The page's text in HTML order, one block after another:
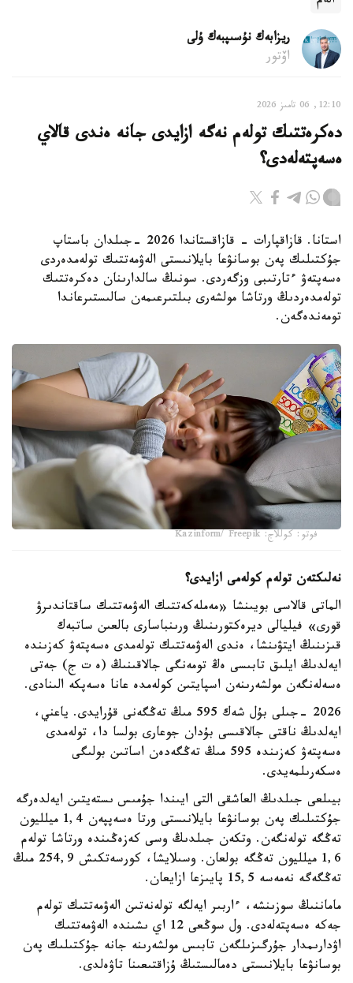
ريزابەك نۇسىپبەك ۇلى
اۆتور
12:10, 06 تامىز 2026
دەكرەتتىك تولەم نەگە ازايدى جانە ەندى قالاي
ەسەپتەلەدى؟
استانا. قازاقپارات - قازاقستاندا 2026 -جىلدان باستاپ
جۇكتىلىك پەن بوسانۋعا بايلانىستى الەۋمەتتىك تولەمدەردى
ەسەپتەۋ ءتارتىبى وزگەردى. سونىڭ سالدارىنان دەكرەتتىك
تولەمدەردىڭ ورتاشا مولشەرى بىلتىرعىمەن سالىستىرعاندا
تومەندەگەن.
فوتو: كوللاج: Kazinform/ Freepik
نەلىكتەن تولەم كولەمى ازايدى؟
الماتى قالاسى بويىنشا «مەملەكەتتىك الەۋمەتتىك ساقتاندىرۋ
قورى» فيليالى ديرەكتورىنىڭ ورىنباسارى بالعىن ساتبەك
قىزىنىڭ ايتۋىنشا، ەندى الەۋمەتتىك تولەمدى ەسەپتەۋ كەزىندە
ايەلدىڭ ايلىق تابىسى ەڭ تومەنگى جالاقىنىڭ (ە ت ج) جەتى
ەسەلەنگەن مولشەرىنەن اسپايتىن كولەمدە عانا ەسەپكە الىنادى.
2026 -جىلى بۇل شەك 595 مىڭ تەڭگەنى قۇرايدى. ياعني،
ايەلدىڭ ناقتى جالاقىسى بۇدان جوعارى بولسا دا، تولەمدى
ەسەپتەۋ كەزىندە 595 مىڭ تەڭگەدەن اساتىن بولىگى
ەسكەرىلمەيدى.
بيىلعى جىلدىڭ العاشقى التى ايىندا جۇمىس ىستەيتىن ايەلدەرگە
جۇكتىلىك پەن بوسانۋعا بايلانىستى ورتا ەسەپپەن 1,4 ميلليون
تەڭگە تولەنگەن. وتكەن جىلدىڭ وسى كەزەڭىندە ورتاشا تولەم
1,6 ميلليون تەڭگە بولعان. وسىلايشا، كورسەتكىش 254,9 مىڭ
تەڭگەگە نەمەسە 15,5 پايىزعا ازايعان.
ماماننىڭ سوزىنشە، ءاربىر ايەلگە تولەنەتىن الەۋمەتتىك تولەم
جەكە ەسەپتەلەدى. ول سوڭعى 12 اي ىشىندە الەۋمەتتىك
اۋدارىمدار جۇرگىزىلگەن تابىس مولشەرىنە جانە جۇكتىلىك پەن
بوسانۋعا بايلانىستى دەمالىستىڭ ۇزاقتىعىنا تاۋەلدى.